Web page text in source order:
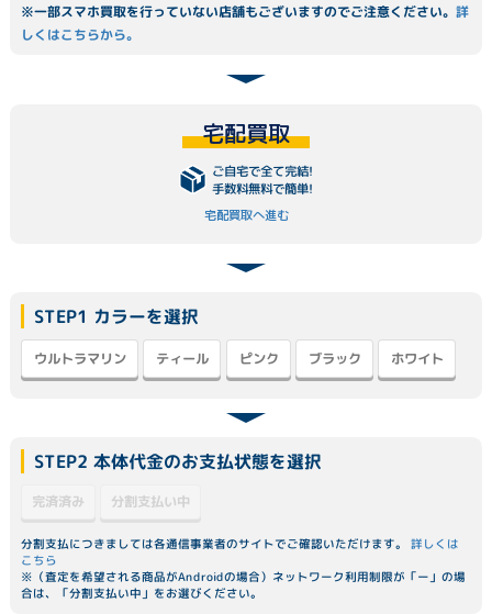
※一部スマホ買取を行っていない店舗もございますのでご注意ください。詳
しくはこちらから。
宅配買取
ご自宅で全て完結!
手数料無料で簡単!
宅配買取へ進む
STEP1 カラーを選択
ウルトラマリン ティール ピンク ブラック ホワイト
STEP2 本体代金のお支払状態を選択
完済済み 分割支払い中
分割支払につきましては各通信事業者のサイトでご確認いただけます。詳しくは
こちら
※（査定を希望される商品がAndroidの場合）ネットワーク利用制限が「ー」の場
合は、「分割支払い中」をお選びください。